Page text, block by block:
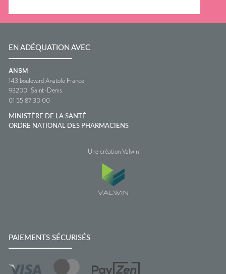
EN ADÉQUATION AVEC
ANSM
143 boulevard Anatole France
93200 Saint-Denis
01 55 87 30 00
MINISTÈRE DE LA SANTÉ
ORDRE NATIONAL DES PHARMACIENS
Une création Valwin
PAIEMENTS SÉCURISÉS